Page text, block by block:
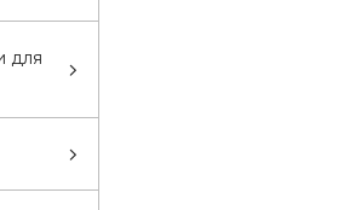
для